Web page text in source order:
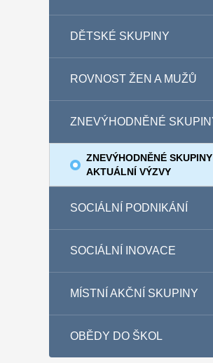
DĚTSKÉ SKUPINY
ROVNOST ŽEN A MUŽŮ
ZNEVÝHODNĚNÉ
ZNEVÝHODNĚNÉ
AKTUÁLNÍ VÝZVY
SOCIÁLNÍ PODNIKÁNÍ
SOCIÁLNÍ INOVACE
MÍSTNÍ AKČNÍ SKUPINY
OBĚDY DO ŠKOL